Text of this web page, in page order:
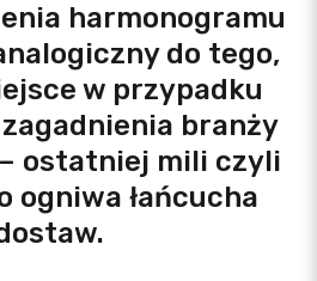
harmonogramu
do tego,
w przypadku
branży
ostatniej mili czyli
ogniwa łańcucha